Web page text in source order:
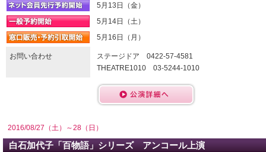
5月13日（金）
5月14日（土）
5月16日（月）
お問い合わせ
ステージドア 0422-57-4581
THEATRE1010 03-5244-1010
2016/08/27（土）～28（日）
白石加代子「百物語」シリーズ アンコール上演